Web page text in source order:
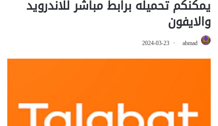
يمكنكم تحميله برابط مباشر للاندرويد
والايفون
ahmad
2024-03-23